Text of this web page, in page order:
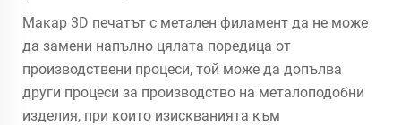
Макар 3D печатът с метален филамент да не може
да замени напълно цялата поредица от
производствени процеси, той може да допълва
други процеси за производство на металоподобни
изделия, при които изискванията към